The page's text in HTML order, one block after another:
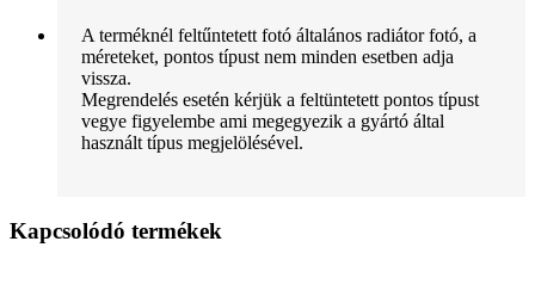
A terméknél feltűntetett fotó általános radiátor fotó, a
méreteket, pontos típust nem minden esetben adja
vissza.
Megrendelés esetén kérjük a feltüntetett pontos típust
vegye figyelembe ami megegyezik a gyártó által
használt típus megjelölésével.
Kapcsolódó termékek